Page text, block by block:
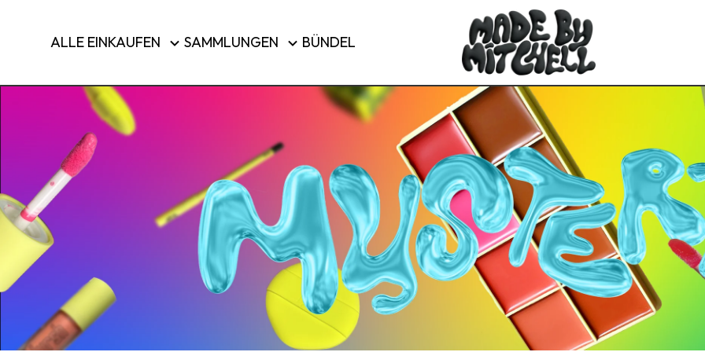
ALLE EINKAUFEN SAMMLUNGEN BÜNDEL
Alle
Österreich
Belgien (EUR
Kroatien
Dänemark
Estland
Finnland
Frankreich
Griechenland
Reisegepäck KAUFEN SIE DIE FAVORITEN